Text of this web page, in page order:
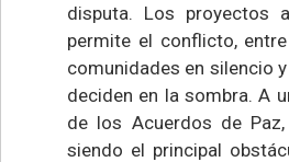
disputa. Los proyectos
permite el conflicto,
comunidades en silencio
deciden en la sombra. A
de los Acuerdos de
siendo el principal